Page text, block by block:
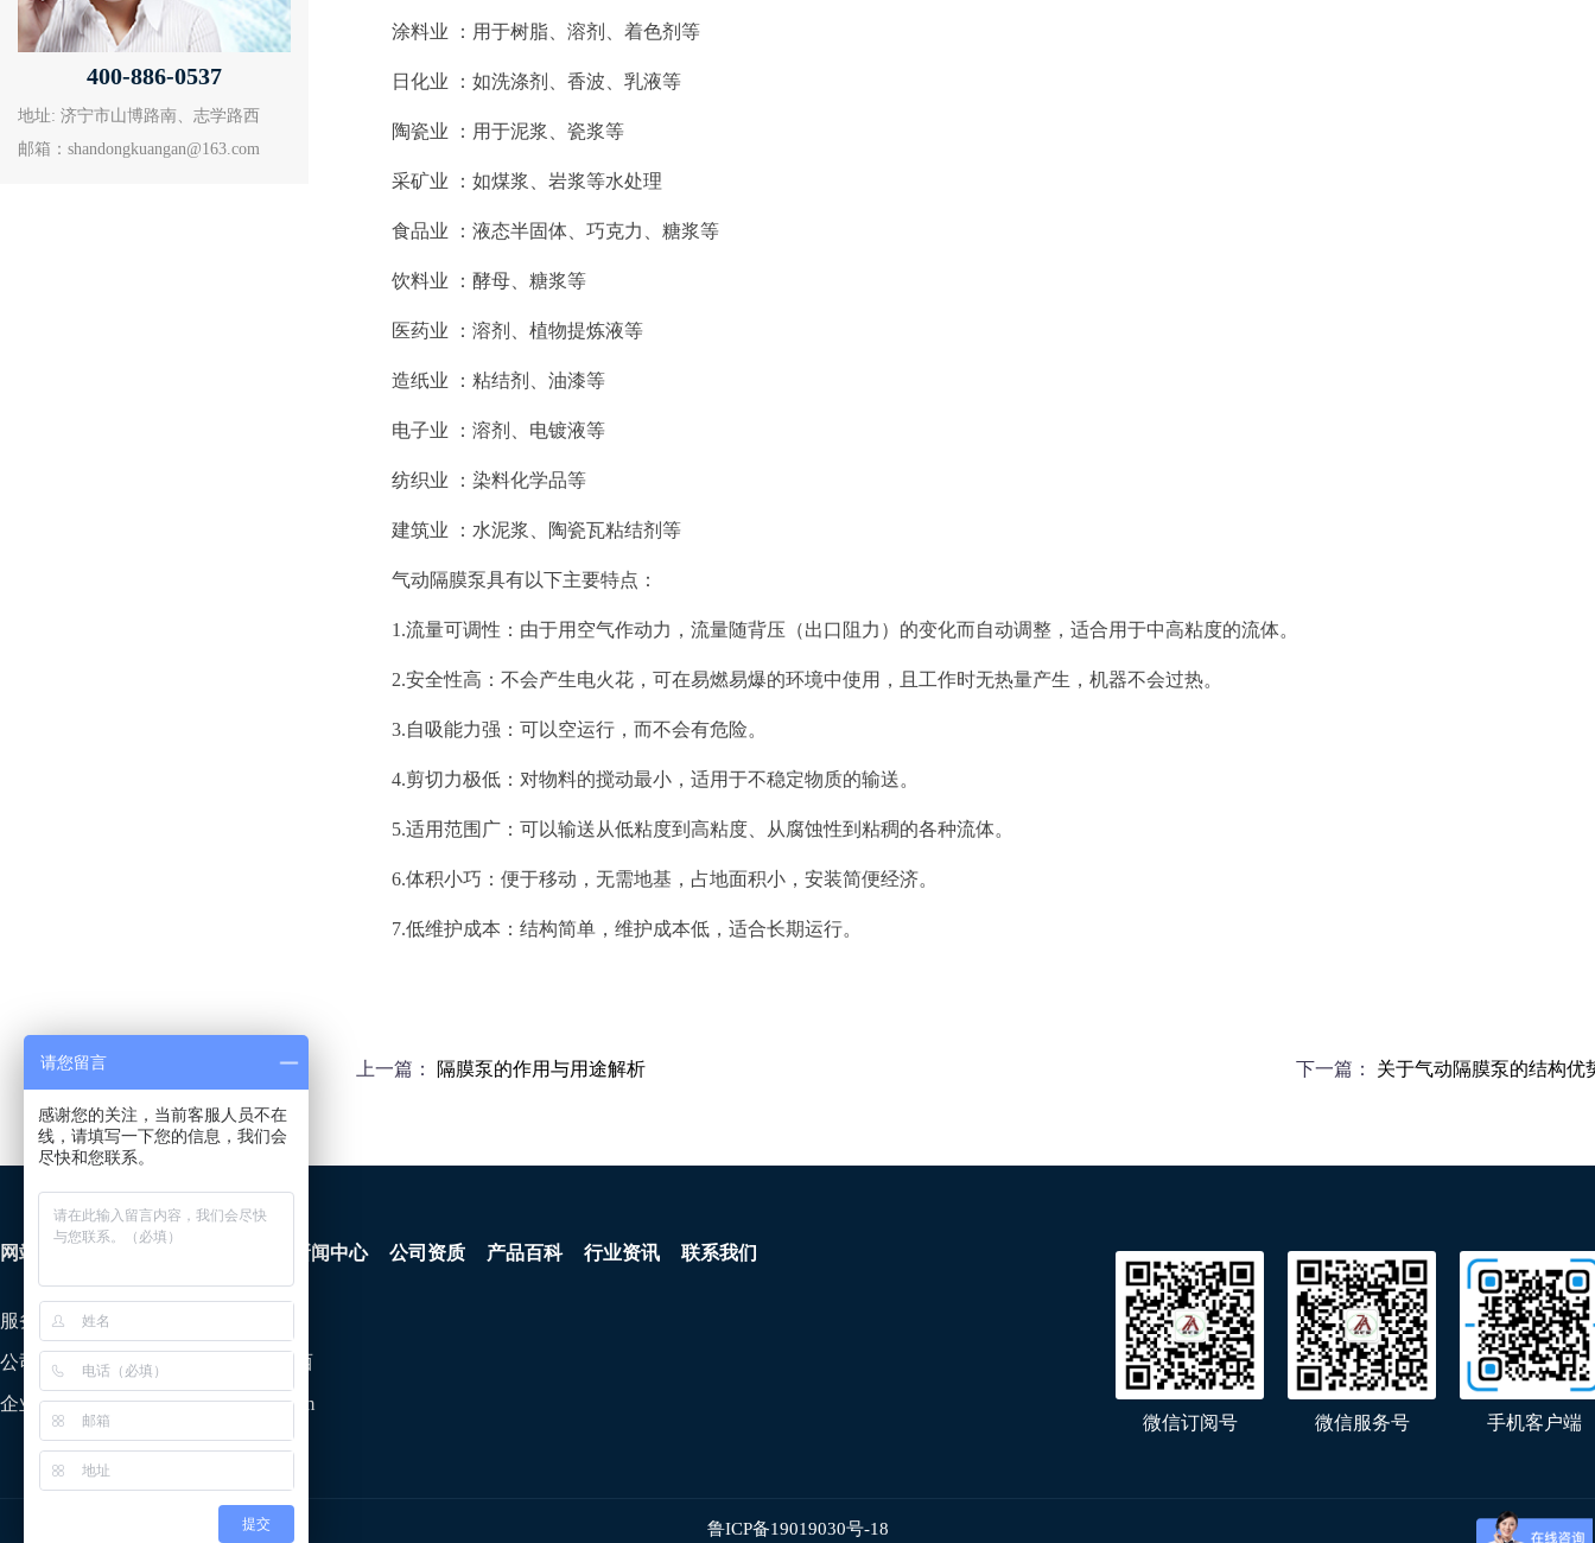
400-886-0537
地址: 济宁市山博路南、志学路西
邮箱：shandongkuangan@163.com
涂料业 ‌：用于树脂、溶剂、着色剂等‌
日化业 ‌：如洗涤剂、香波、乳液等‌
陶瓷业 ‌：用于泥浆、瓷浆等‌
采矿业 ‌：如煤浆、岩浆等‌水处理
食品业 ‌：液态半固体、巧克力、糖浆等‌
饮料业 ‌：酵母、糖浆等‌
医药业 ‌：溶剂、植物提炼液等‌
造纸业 ‌：粘结剂、油漆等‌
电子业 ‌：溶剂、电镀液等‌
纺织业 ‌：染料化学品等‌
建筑业 ‌：水泥浆、陶瓷瓦粘结剂等‌
气动隔膜泵具有以下主要特点：
1.‌流量可调性‌：由于用空气作动力，流量随背压（出口阻力）的变化而自动调整，适合用于中高粘度的流体‌。
2.安全性高‌：不会产生电火花，可在易燃易爆的环境中使用，且工作时无热量产生，机器不会过热‌。
3.自吸能力强‌：可以空运行，而不会有危险‌。
4.剪切力极低‌：对物料的搅动最小，适用于不稳定物质的输送‌。
5.适用范围广‌：可以输送从低粘度到高粘度、从腐蚀性到粘稠的各种流体‌。
6.体积小巧‌：便于移动，无需地基，占地面积小，安装简便经济‌。
7.低维护成本‌：结构简单，维护成本低，适合长期运行‌。
上一篇： 隔膜泵的作用与用途解析 下一篇： 关于气动隔膜泵的结构优
网站首页 新闻中心 公司资质 产品百科 行业资讯 联系我们
服务热线:400-886-0537
公司地址:济宁市山博路南、志学路西
企业邮箱：shandongkuangan@163.com
微信订阅号
微信服务号 手机客户端
鲁ICP备19019030号-18
请您留言
感谢您的关注，当前客服人员不在
线，请填写一下您的信息，我们会
尽快和您联系。
提交